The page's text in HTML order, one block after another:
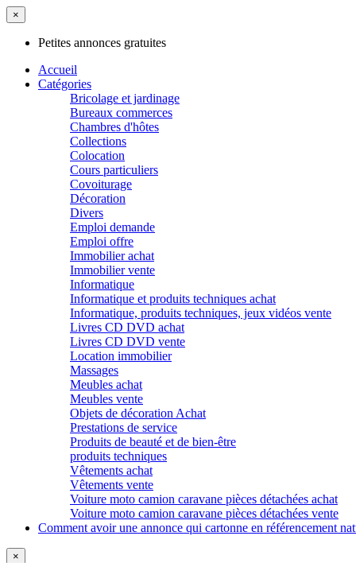
×
Petites annonces gratuites
Accueil
Catégories
Bricolage et jardinage
Bureaux commerces
Chambres d'hôtes
Collections
Colocation
Cours particuliers
Covoiturage
Décoration
Divers
Emploi demande
Emploi offre
Immobilier achat
Immobilier vente
Informatique
Informatique et produits techniques achat
Informatique, produits techniques, jeux vidéos vente
Livres CD DVD achat
Livres CD DVD vente
Location immobilier
Massages
Meubles achat
Meubles vente
Objets de décoration Achat
Prestations de service
Produits de beauté et de bien-être
produits techniques
Vêtements achat
Vêtements vente
Voiture moto camion caravane pièces détachées achat
Voiture moto camion caravane pièces détachées vente
Comment avoir une annonce qui cartonne en référencement
×